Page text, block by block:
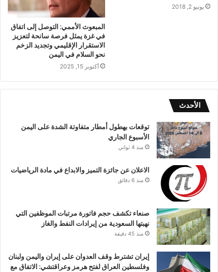
يونيو 2, 2018
المبعوث الأممي: التوصل إلى اتفاق
في غزة يمثل فرصة سانحة لتعزيز
الاستقرار الإقليمي وتجديد الزخم
نحو السلام في اليمن
أكتوبر 15, 2025
الأحدث
توقعات بهطول أمطار متفاوتة الشدة على اليمن
الأسبوع الجاري
منذ 4 ثواني
الاعلان عن جائزة التميز والابداع في مادة الرياضيات
منذ 6 دقائق
صنعاء تكشف حجم فاتورة مرتبات الموظفين التي
نهبتها السعودية من إيرادات النفط والغاز
منذ 45 دقيقة
إيران تشترط وقف العدوان على إيران واليمن ولبنان
وفلسطين العراق لفتح هرمز وعراقتشي: الاتفاق مع